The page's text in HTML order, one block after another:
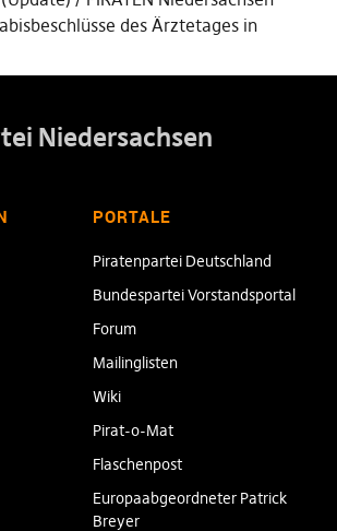
des Ärztetages in
Niedersachsen
PORTALE
Piratenpartei Deutschland
Bundespartei Vorstandsportal
Forum
Mailinglisten
Wiki
Pirat-o-Mat
Flaschenpost
Europaabgeordneter Patrick
Breyer